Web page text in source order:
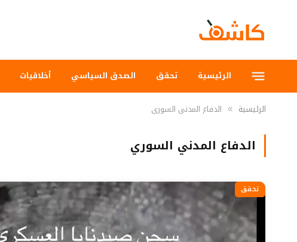
الرئيسية تحقق الصدق السياسي أخلاقيات
الرئيسية » الدفاع المدني السوري
الدفاع المدني السوري
تحقق